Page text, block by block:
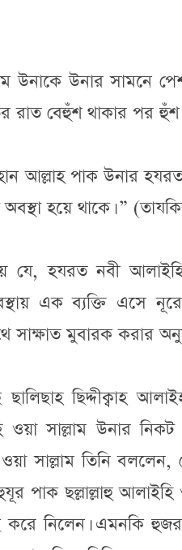
উনার সামনে
রাত বেহুঁশ থাকার পর হুঁশ
আল্লাহ পাক উনার
হয়ে থাকে। ”
যে, হযরত নবী
এক ব্যক্তি এসে
সাক্ষাত মুবারক করার
ছিদ্দীক্বাহ
ওয়া সাল্লাম উনার
ওয়া সাল্লাম তিনি
পাক ছল্লাল্লাহু
করে নিলেন। এমনকি